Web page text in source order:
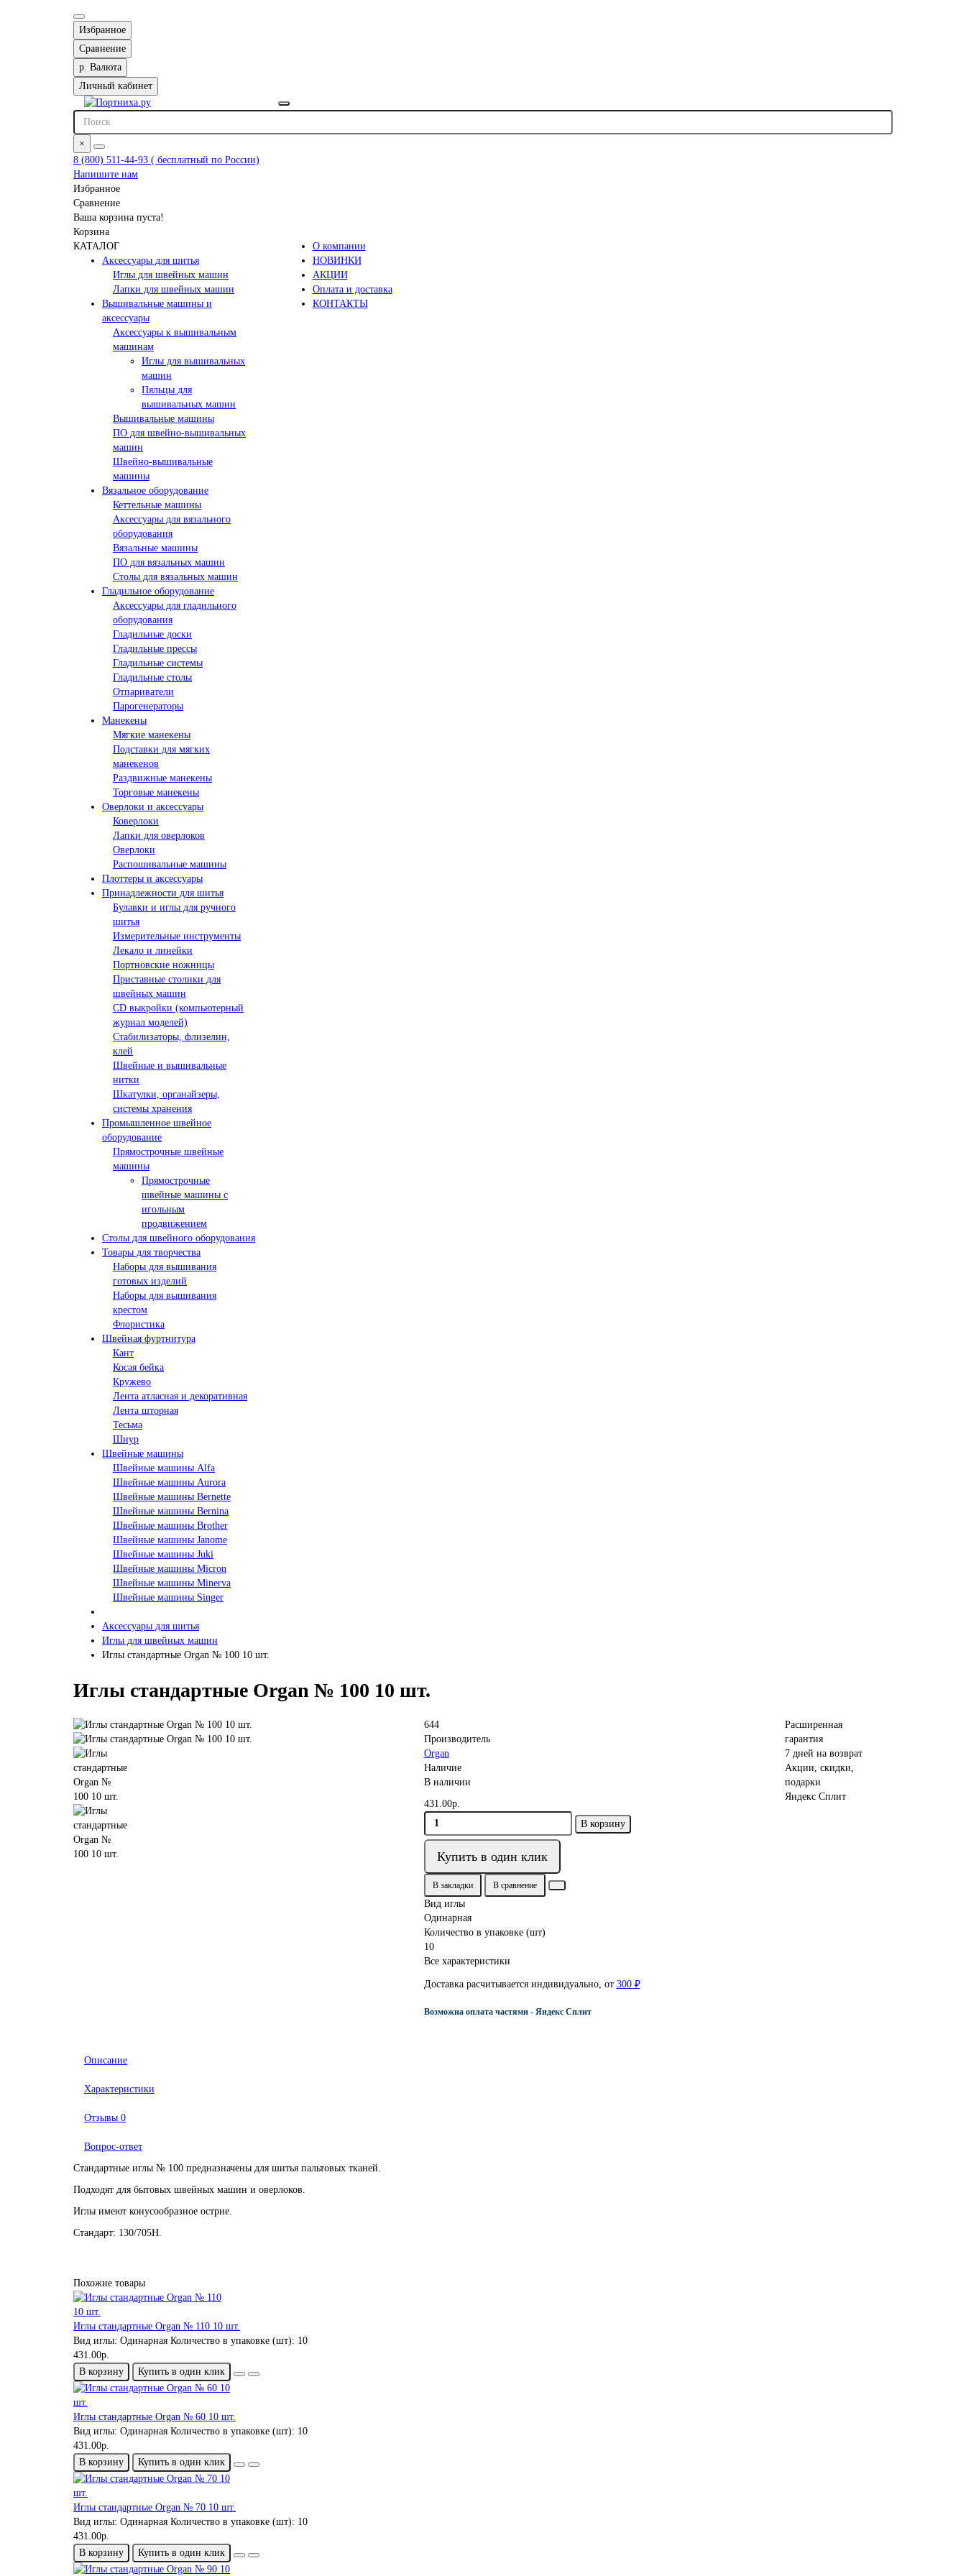
Избранное
Сравнение
р. Валюта
Личный кабинет
×
8 (800) 511-44-93 ( бесплатный по России)
Напишите нам
Избранное
Сравнение
Ваша корзина пуста!
Корзина
КАТАЛОГ
Аксессуары для шитья
Иглы для швейных машин
Лапки для швейных машин
Вышивальные машины и
аксессуары
Аксессуары к вышивальным
машинам
Иглы для вышивальных
машин
Пяльцы для
вышивальных машин
Вышивальные машины
ПО для швейно-вышивальных
машин
Швейно-вышивальные
машины
Вязальное оборудование
Кеттельные машины
Аксессуары для вязального
оборудования
Вязальные машины
ПО для вязальных машин
Столы для вязальных машин
Гладильное оборудование
Аксессуары для гладильного
оборудования
Гладильные доски
Гладильные прессы
Гладильные системы
Гладильные столы
Отпариватели
Парогенераторы
Манекены
Мягкие манекены
Подставки для мягких
манекенов
Раздвижные манекены
Торговые манекены
Оверлоки и аксессуары
Коверлоки
Лапки для оверлоков
Оверлоки
Распошивальные машины
Плоттеры и аксессуары
Принадлежности для шитья
Булавки и иглы для ручного
шитья
Измерительные инструменты
Лекало и линейки
Портновские ножницы
Приставные столики для
швейных машин
СD выкройки (компьютерный
журнал моделей)
Стабилизаторы, флизелин,
клей
Швейные и вышивальные
нитки
Шкатулки, органайзеры,
системы хранения
Промышленное швейное
оборудование
Прямострочные швейные
машины
Прямострочные
швейные машины с
игольным
продвижением
Столы для швейного оборудования
Товары для творчества
Наборы для вышивания
готовых изделий
Наборы для вышивания
крестом
Флористика
Швейная фуртнитура
Кант
Косая бейка
Кружево
Лента aтласная и декоративная
Лента шторная
Тесьма
Шнур
Швейные машины
Швейные машины Alfa
Швейные машины Aurora
Швейные машины Bernette
Швейные машины Bernina
Швейные машины Brother
Швейные машины Janome
Швейные машины Juki
Швейные машины Micron
Швейные машины Minerva
Швейные машины Singer
О компании
НОВИНКИ
АКЦИИ
Оплата и доставка
КОНТАКТЫ
Аксессуары для шитья
Иглы для швейных машин
Иглы стандартные Organ № 100 10 шт.
Иглы стандартные Organ № 100 10 шт.
644
Производитель
Organ
Наличие
В наличии
431.00р.
В корзину
Купить в один клик
В закладки В сравнение
Вид иглы
Одинарная
Количество в упаковке (шт)
10
Все характеристики
Доставка расчитывается индивидуально, от 300 ₽
Возможна оплата частями - Яндекс Сплит
Расширенная
гарантия
7 дней на возврат
Акции, скидки,
подарки
Яндекс Сплит
Описание
Характеристики
Отзывы 0
Вопрос-ответ
Стандартные иглы № 100 предназначены для шитья пальтовых тканей.
Подходят для бытовых швейных машин и оверлоков.
Иглы имеют конусообразное острие.
Стандарт: 130/705H.
Похожие товары
Иглы стандартные Organ № 110 10 шт.
Вид иглы: Одинарная Количество в упаковке (шт): 10
431.00р.
В корзину
Купить в один клик
Иглы стандартные Organ № 60 10 шт.
Вид иглы: Одинарная Количество в упаковке (шт): 10
431.00р.
В корзину
Купить в один клик
Иглы стандартные Organ № 70 10 шт.
Вид иглы: Одинарная Количество в упаковке (шт): 10
431.00р.
В корзину
Купить в один клик